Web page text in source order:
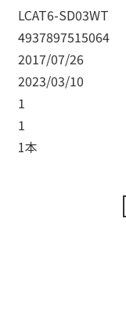
LCAT6-SD03WT
4937897515064
2017/07/26
2023/03/10
1
1
1本